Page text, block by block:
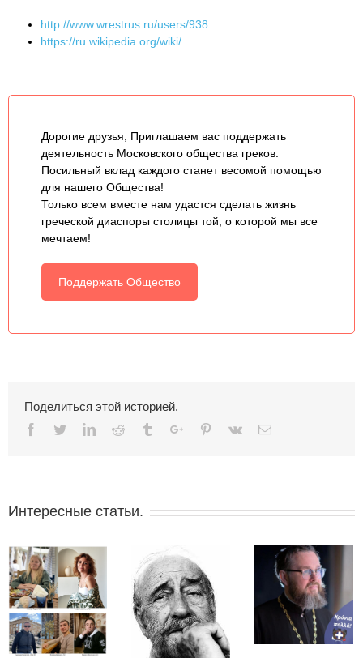
http://www.wrestrus.ru/users/938
https://ru.wikipedia.org/wiki/
Дорогие друзья, Приглашаем вас поддержать
деятельность Московского общества греков.
Посильный вклад каждого станет весомой помощью
для нашего Общества!
Только всем вместе нам удастся сделать жизнь
греческой диаспоры столицы той, о которой мы все
мечтаем!
Поддержать Общество
Поделиться этой историей.
Facebook
TwitterLinkedinReddit TumblrGoogle+Pinterest
Vk Email
Интересные статьи.